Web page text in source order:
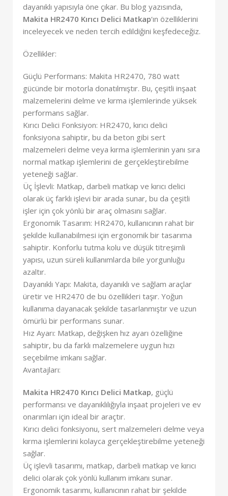
dayanıklı yapısıyla öne çıkar. Bu blog yazısında,
Makita HR2470 Kırıcı Delici Matkap‘ın özelliklerini
inceleyecek ve neden tercih edildiğini keşfedeceğiz.
Özellikler:
Güçlü Performans: Makita HR2470, 780 watt
gücünde bir motorla donatılmıştır. Bu, çeşitli inşaat
malzemelerini delme ve kırma işlemlerinde yüksek
performans sağlar.
Kırıcı Delici Fonksiyon: HR2470, kırıcı delici
fonksiyona sahiptir, bu da beton gibi sert
malzemeleri delme veya kırma işlemlerinin yanı sıra
normal matkap işlemlerini de gerçekleştirebilme
yeteneği sağlar.
Üç İşlevli: Matkap, darbeli matkap ve kırıcı delici
olarak üç farklı işlevi bir arada sunar, bu da çeşitli
işler için çok yönlü bir araç olmasını sağlar.
Ergonomik Tasarım: HR2470, kullanıcının rahat bir
şekilde kullanabilmesi için ergonomik bir tasarıma
sahiptir. Konforlu tutma kolu ve düşük titreşimli
yapısı, uzun süreli kullanımlarda bile yorgunluğu
azaltır.
Dayanıklı Yapı: Makita, dayanıklı ve sağlam araçlar
üretir ve HR2470 de bu özellikleri taşır. Yoğun
kullanıma dayanacak şekilde tasarlanmıştır ve uzun
ömürlü bir performans sunar.
Hız Ayarı: Matkap, değişken hız ayarı özelliğine
sahiptir, bu da farklı malzemelere uygun hızı
seçebilme imkanı sağlar.
Avantajları:
Makita HR2470 Kırıcı Delici Matkap, güçlü
performansı ve dayanıklılığıyla inşaat projeleri ve ev
onarımları için ideal bir araçtır.
Kırıcı delici fonksiyonu, sert malzemeleri delme veya
kırma işlemlerini kolayca gerçekleştirebilme yeteneği
sağlar.
Üç işlevli tasarımı, matkap, darbeli matkap ve kırıcı
delici olarak çok yönlü kullanım imkanı sunar.
Ergonomik tasarımı, kullanıcının rahat bir şekilde